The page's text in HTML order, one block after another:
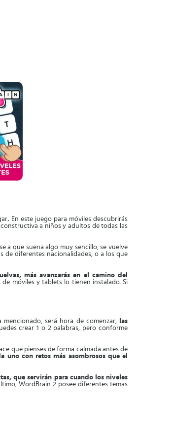
. En este juego para móviles descubrirás
a niños y adultos de todas las
a que suena algo muy sencillo, se vuelve
de diferentes nacionalidades, o a los que
más avanzarás en el camino del
móviles y tablets lo tienen instalado. Si
será hora de comenzar,
las
crear 1 o 2 palabras, pero conforme
que pienses de forma calmada antes de
uno con retos más asombrosos que el
que servirán para cuando los niveles
WordBrain 2 posee diferentes temas